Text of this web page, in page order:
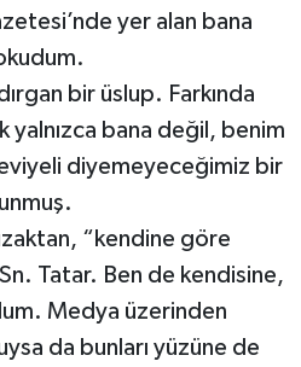
yer alan bana
bir üslup. Farkında
yalnızca bana değil, benim
diyemeyeceğimiz bir
“kendine göre
Tatar. Ben de kendisine,
Medya üzerinden
da bunları yüzüne de